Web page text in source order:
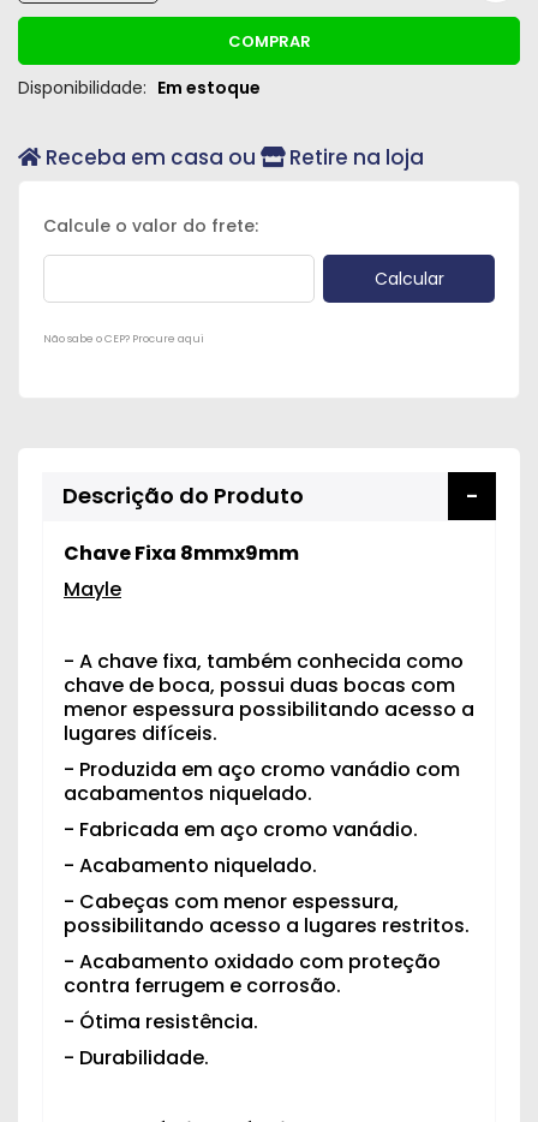
COMPRAR
Disponibilidade: Em estoque
Receba em casa ou Retire na loja
Não sabe o CEP? Procure aqui
Descrição do Produto
Chave Fixa 8mmx9mm
Mayle
- A chave fixa, também conhecida como
chave de boca, possui duas bocas com
menor espessura possibilitando acesso a
lugares difíceis.
- Produzida em aço cromo vanádio com
acabamentos niquelado.
- Fabricada em aço cromo vanádio.
- Acabamento niquelado.
- Cabeças com menor espessura,
possibilitando acesso a lugares restritos.
- Acabamento oxidado com proteção
contra ferrugem e corrosão.
- Ótima resistência.
- Durabilidade.